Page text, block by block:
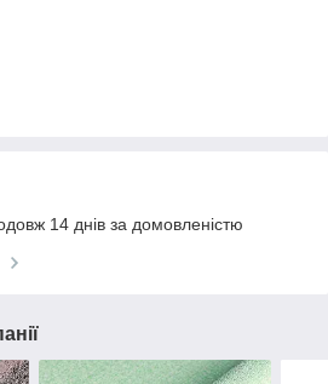
14 днів за домовленістю